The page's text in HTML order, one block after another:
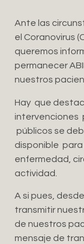
Ante las
el Coranovirus
queremos
permanecer
nuestros
Hay que
intervenciones
públicos se
disponible
enfermedad,
actividad.
A si pues, desde
transmitir
de nuestros
mensaje de